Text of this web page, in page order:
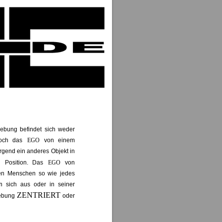
befindet sich weder
das EGO
von einem
ein anderes Objekt in
Position. Das EGO
von
Menschen so wie jedes
sich aus oder in seiner
ZENTRIERT oder